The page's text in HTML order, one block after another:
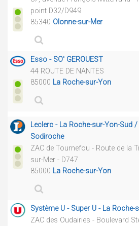
point D32/D949
85340 Olonne-sur-Mer
Esso - SO' GEROUEST
44 ROUTE DE NANTES
85000 La Roche-sur-Yon
Leclerc - La Roche-sur-Yon-Sud /
Sodiroche
ZAC de Tournefou - Route de la
sur-Mer - D747
85000 La Roche-sur-Yon
Système U - Super U - La Roche-
ZAC des Oudairies - Boulevard